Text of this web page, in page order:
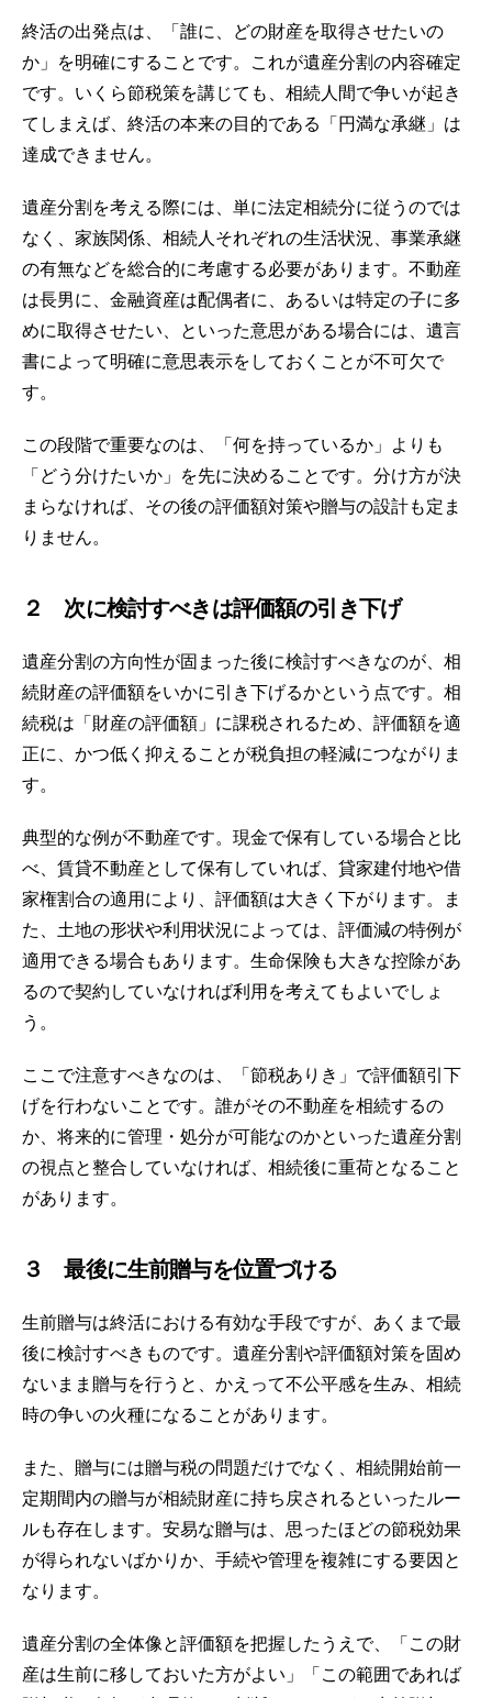
終活の出発点は、「誰に、どの財産を取得させたいの
か」を明確にすることです。これが遺産分割の内容確定
です。いくら節税策を講じても、相続人間で争いが起き
てしまえば、終活の本来の目的である「円満な承継」は
達成できません。
遺産分割を考える際には、単に法定相続分に従うのでは
なく、家族関係、相続人それぞれの生活状況、事業承継
の有無などを総合的に考慮する必要があります。不動産
は長男に、金融資産は配偶者に、あるいは特定の子に多
めに取得させたい、といった意思がある場合には、遺言
書によって明確に意思表示をしておくことが不可欠で
す。
この段階で重要なのは、「何を持っているか」よりも
「どう分けたいか」を先に決めることです。分け方が決
まらなければ、その後の評価額対策や贈与の設計も定ま
りません。
２ 次に検討すべきは評価額の引き下げ
遺産分割の方向性が固まった後に検討すべきなのが、相
続財産の評価額をいかに引き下げるかという点です。相
続税は「財産の評価額」に課税されるため、評価額を適
正に、かつ低く抑えることが税負担の軽減につながりま
す。
典型的な例が不動産です。現金で保有している場合と比
べ、賃貸不動産として保有していれば、貸家建付地や借
家権割合の適用により、評価額は大きく下がります。ま
た、土地の形状や利用状況によっては、評価減の特例が
適用できる場合もあります。生命保険も大きな控除があ
るので契約していなければ利用を考えてもよいでしょ
う。
ここで注意すべきなのは、「節税ありき」で評価額引下
げを行わないことです。誰がその不動産を相続するの
か、将来的に管理・処分が可能なのかといった遺産分割
の視点と整合していなければ、相続後に重荷となること
があります。
３ 最後に生前贈与を位置づける
生前贈与は終活における有効な手段ですが、あくまで最
後に検討すべきものです。遺産分割や評価額対策を固め
ないまま贈与を行うと、かえって不公平感を生み、相続
時の争いの火種になることがあります。
また、贈与には贈与税の問題だけでなく、相続開始前一
定期間内の贈与が相続財産に持ち戻されるといったルー
ルも存在します。安易な贈与は、思ったほどの節税効果
が得られないばかりか、手続や管理を複雑にする要因と
なります。
遺産分割の全体像と評価額を把握したうえで、「この財
産は生前に移しておいた方がよい」「この範囲であれば